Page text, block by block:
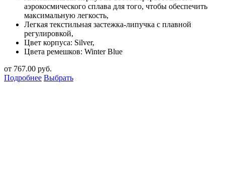
аэрокосмического сплава для того, чтобы обеспечить
максимальную легкость,
Легкая текстильная застежка-липучка с плавной
регулировкой,
Цвет корпуса: Silver,
Цвета ремешков: Winter Blue
от 767.00 руб.
Подробнее Выбрать